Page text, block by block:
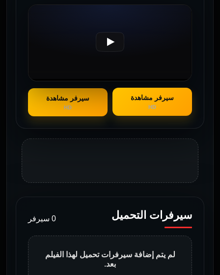
سيرفر مشاهدة
HD
سيرفر مشاهدة
HD
سيرفرات التحميل 0 سيرفر
لم يتم إضافة سيرفرات تحميل لهذا الفيلم
بعد.